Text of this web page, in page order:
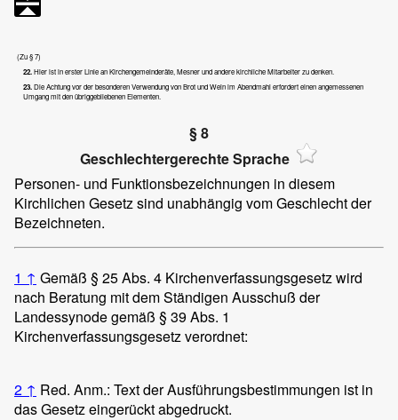
(Zu § 7)
22.Hier ist in erster Linie an Kirchengemeinderäte, Mesner und andere kirchliche Mitarbeiter zu denken.
23.Die Achtung vor der besonderen Verwendung von Brot und Wein im Abendmahl erfordert einen angemessenen
Umgang mit den übriggebliebenen Elementen.
§ 8
Geschlechtergerechte Sprache
Personen- und Funktionsbezeichnungen in diesem
Kirchlichen Gesetz sind unabhängig vom Geschlecht der
Bezeichneten.
1 ↑ Gemäß § 25 Abs. 4 Kirchenverfassungsgesetz wird
nach Beratung mit dem Ständigen Ausschuß der
Landessynode gemäß § 39 Abs. 1
Kirchenverfassungsgesetz verordnet:
2 ↑ Red. Anm.: Text der Ausführungsbestimmungen ist in
das Gesetz eingerückt abgedruckt.